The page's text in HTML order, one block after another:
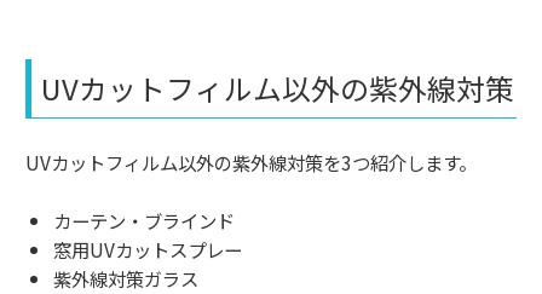
UVカットフィルム以外の紫外線対策
UVカットフィルム以外の紫外線対策を3つ紹介します。
カーテン・ブラインド
窓用UVカットスプレー
紫外線対策ガラス